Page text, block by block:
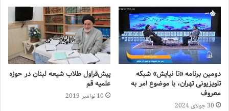
دومین برنامه «تا نیایش» شبکه
تلویزیونی تهران، با موضوع امر به
معروف
30 جولای 2024
پیش‌قراول طلاب شیعه لبنان در حوزه
علمیه قم
10 نوامبر 2019